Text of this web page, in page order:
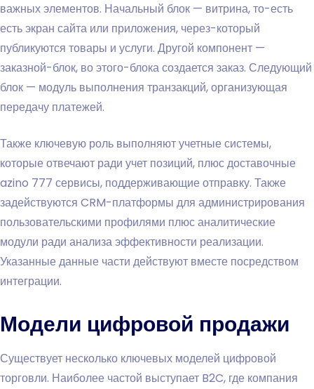
важных элементов. Начальный блок — витрина, то-есть
есть экран сайта или приложения, через-который
публикуются товары и услуги. Другой компонент —
заказной-блок, во этого-блока создается заказ. Следующий
блок — модуль выполнения транзакций, организующая
передачу платежей.
Также ключевую роль выполняют учетные системы,
которые отвечают ради учет позиций, плюс доставочные
azino 777 сервисы, поддерживающие отправку. Также
задействуются CRM-платформы для администрирования
пользовательскими профилями плюс аналитические
модули ради анализа эффективности реализации.
Указанные данные части действуют вместе посредством
интеграции.
Модели цифровой продажи
Существует несколько ключевых моделей цифровой
торговли. Наиболее частой выступает B2C, где компания